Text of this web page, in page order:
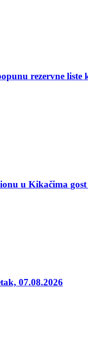
rezervne
u Kikačima
07.08.2026